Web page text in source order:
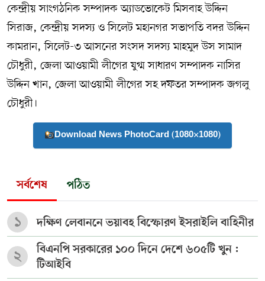
কেন্দ্রীয় সাংগঠনিক সম্পাদক অ্যাডভোকেট মিসবাহ উদ্দিন
সিরাজ, কেন্দ্রীয় সদস্য ও সিলেট মহানগর সভাপতি বদর উদ্দিন
কামরান, সিলেট-৩ আসনের সংসদ সদস্য মাহমুদ উস সামাদ
চৌধুরী, জেলা আওয়ামী লীগের যুগ্ম সাধারণ সম্পাদক নাসির
উদ্দিন খান, জেলা আওয়ামী লীগের সহ দফতর সম্পাদক জগলু
চৌধুরী।
Download News PhotoCard (1080×1080)
সর্বশেষ পঠিত
১ দক্ষিণ লেবাননে ভয়াবহ বিস্ফোরণ ইসরাইলি বাহিনীর
২
বিএনপি সরকারের ১০০ দিনে দেশে ৬০৫টি খুন :
টিআইবি